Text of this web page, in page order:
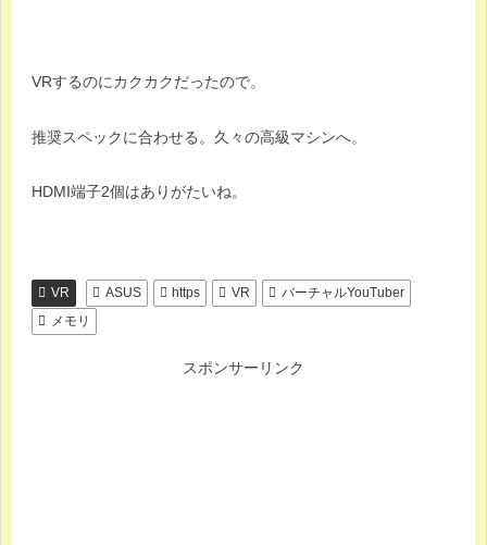
VRするのにカクカクだったので。
推奨スペックに合わせる。久々の高級マシンへ。
HDMI端子2個はありがたいね。
VR ASUS https VR
バーチャルYouTuber
メモリ
スポンサーリンク